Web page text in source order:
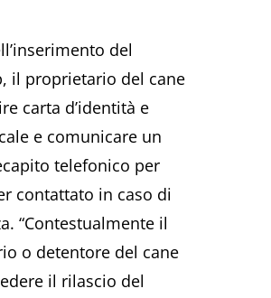
del
il proprietario del cane
carta d’identità e
e comunicare un
telefonico per
contattato in caso di
“Contestualmente il
o detentore del cane
il rilascio del